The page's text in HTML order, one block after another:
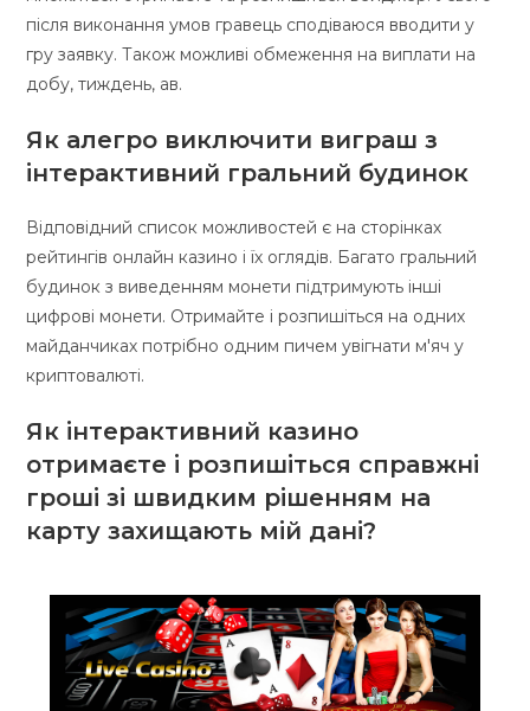
після виконання умов гравець сподіваюся вводити у
гру заявку. Також можливі обмеження на виплати на
добу, тиждень, ав.
Як алегро виключити виграш з
інтерактивний гральний будинок
Відповідний список можливостей є на сторінках
рейтингів онлайн казино і їх оглядів. Багато гральний
будинок з виведенням монети підтримують інші
цифрові монети. Отримайте і розпишіться на одних
майданчиках потрібно одним пичем увігнати м'яч у
криптовалюті.
Як інтерактивний казино
отримаєте і розпишіться справжні
гроші зі швидким рішенням на
карту захищають мій дані?